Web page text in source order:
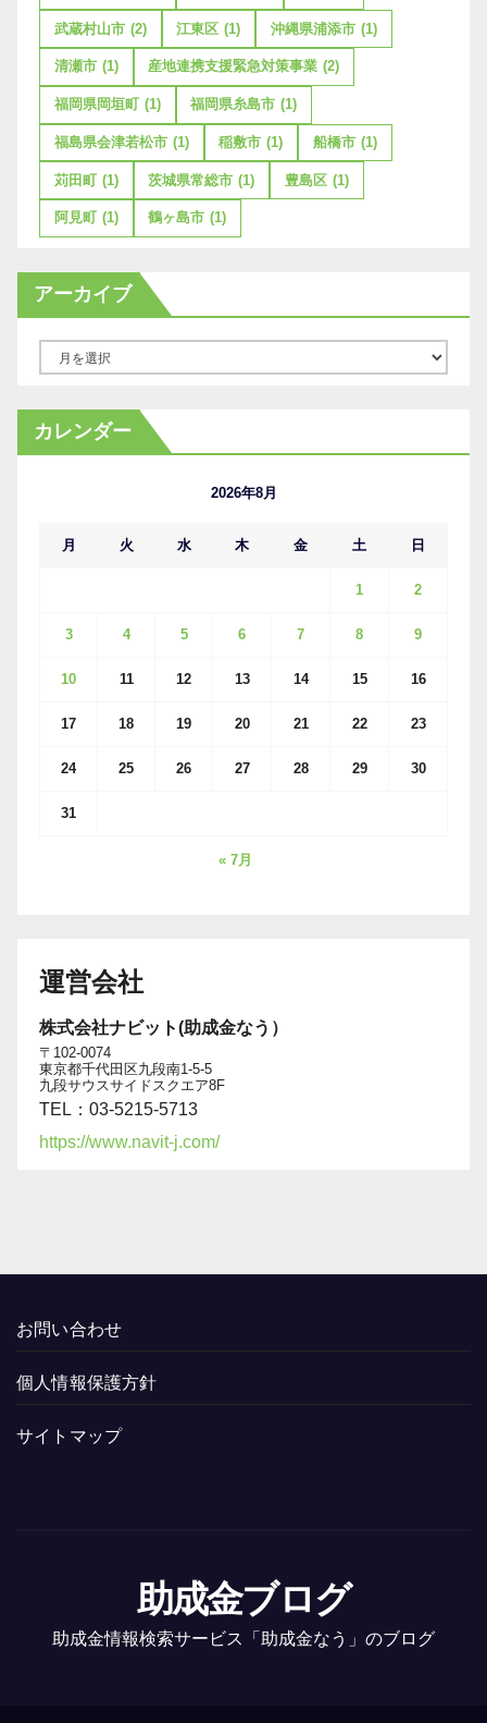
武蔵村山市 (2) 江東区 (1) 沖縄県浦添市 (1)
清瀬市 (1) 産地連携支援緊急対策事業 (2)
福岡県岡垣町 (1) 福岡県糸島市 (1)
福島県会津若松市 (1) 稲敷市 (1) 船橋市 (1)
苅田町 (1) 茨城県常総市 (1) 豊島区 (1)
阿見町 (1) 鶴ヶ島市 (1)
アーカイブ
カ
イ
カレンダー
2026年8月
月 火 水 木 金 土 日
1 2
3 4 5 6 7 8 9
10 11 12 13 14 15 16
17 18 19 20 21 22 23
24 25 26 27 28 29 30
31
« 7月
運営会社
株式会社ナビット(助成金なう）
〒102-0074
東京都千代田区九段南1-5-5
九段サウスサイドスクエア8F
TEL：03-5215-5713
https://www.navit-j.com/
お問い合わせ
個人情報保護方針
サイトマップ
助成金ブログ
助成金情報検索サービス「助成金なう」のブログ